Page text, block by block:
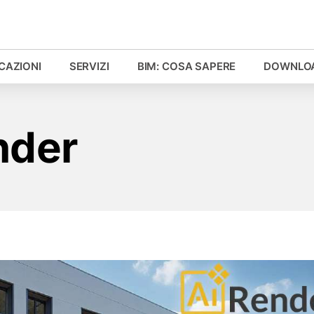
SERVIZI BIM: COSA SAPERE